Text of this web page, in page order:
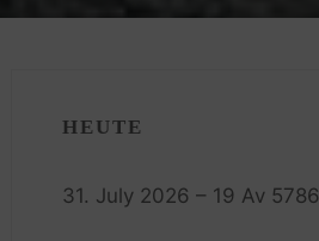
HEUTE
31. July 2026 – 19 Av 5786